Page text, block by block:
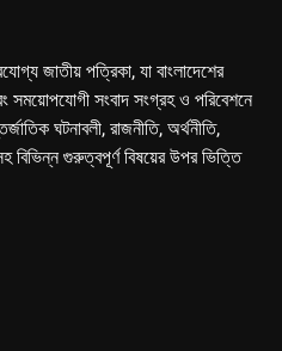
জাতীয় পত্রিকা, যা বাংলাদেশের
সময়োপযোগী সংবাদ সংগ্রহ ও পরিবেশনে
ঘটনাবলী, রাজনীতি, অর্থনীতি,
বিভিন্ন গুরুত্বপূর্ণ বিষয়ের উপর ভিত্তি